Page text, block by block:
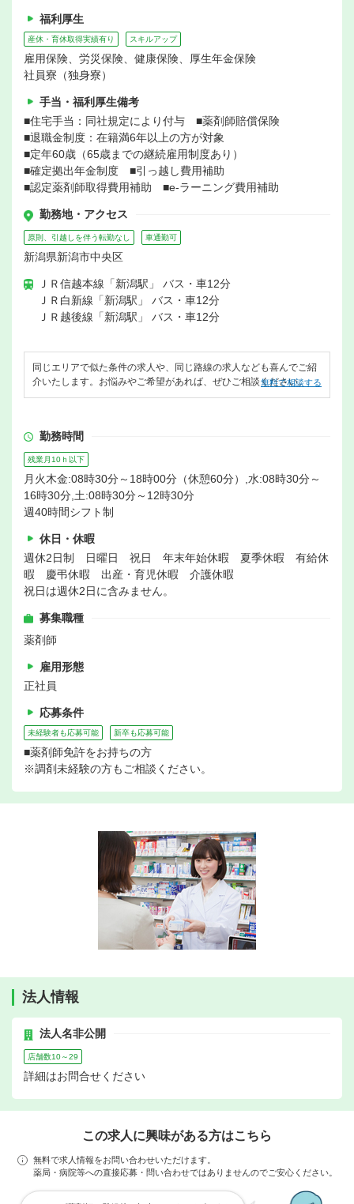
福利厚生
産休・育休取得実績有り スキルアップ
雇用保険、労災保険、健康保険、厚生年金保険
社員寮（独身寮）
手当・福利厚生備考
■住宅手当：同社規定により付与 ■薬剤師賠償保険
■退職金制度：在籍満6年以上の方が対象
■定年60歳（65歳までの継続雇用制度あり）
■確定拠出年金制度 ■引っ越し費用補助
■認定薬剤師取得費用補助 ■e-ラーニング費用補助
勤務地・アクセス
原則、引越しを伴う転勤なし 車通勤可
新潟県新潟市中央区
ＪＲ信越本線「新潟駅」 バス・車12分
ＪＲ白新線「新潟駅」 バス・車12分
ＪＲ越後線「新潟駅」 バス・車12分
同じエリアで似た条件の求人や、同じ路線の求人なども喜んでご紹
介いたします。お悩みやご希望があれば、ぜひご相談ください。
無料で相談する
勤務時間
残業月10ｈ以下
月火木金:08時30分～18時00分（休憩60分）,水:08時30分～
16時30分,土:08時30分～12時30分
週40時間シフト制
休日・休暇
週休2日制 日曜日 祝日 年末年始休暇 夏季休暇 有給休
暇 慶弔休暇 出産・育児休暇 介護休暇
祝日は週休2日に含みません。
募集職種
薬剤師
雇用形態
正社員
応募条件
未経験者も応募可能 新卒も応募可能
■薬剤師免許をお持ちの方
※調剤未経験の方もご相談ください。
法人情報
法人名非公開
店舗数10～29
詳細はお問合せください
この求人に興味がある方はこちら
無料で求人情報をお問い合わせいただけます。
薬局・病院等への直接応募・問い合わせではありませんのでご安心ください。